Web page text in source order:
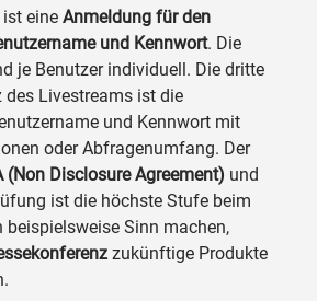
eine Anmeldung für den
und Kennwort. Die
je Benutzer individuell. Die dritte
Livestreams ist die
und Kennwort mit
oder Abfragenumfang. Der
(Non Disclosure Agreement) und
ist die höchste Stufe beim
beispielsweise Sinn machen,
zukünftige Produkte